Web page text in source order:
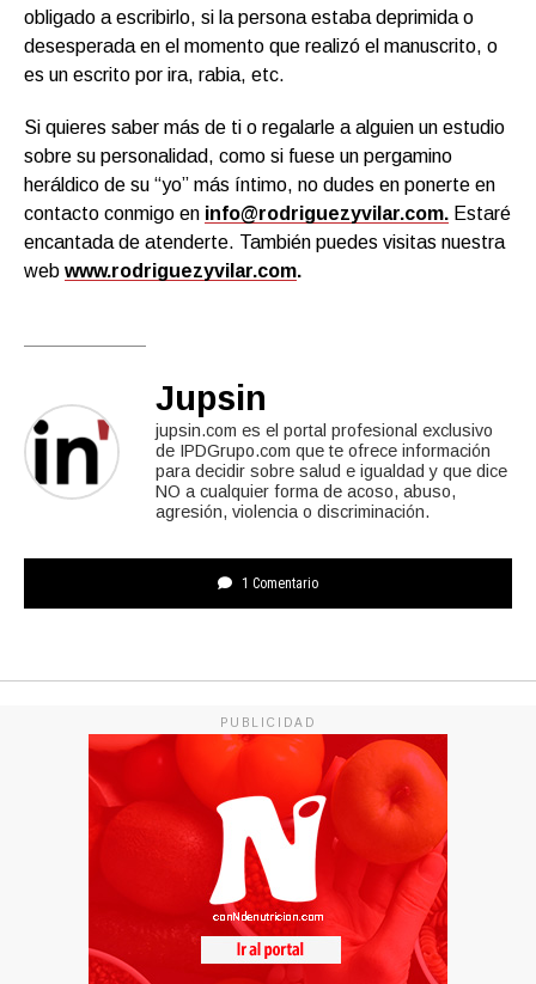
obligado a escribirlo, si la persona estaba deprimida o
desesperada en el momento que realizó el manuscrito, o
es un escrito por ira, rabia, etc.
Si quieres saber más de ti o regalarle a alguien un estudio
sobre su personalidad, como si fuese un pergamino
heráldico de su “yo” más íntimo, no dudes en ponerte en
contacto conmigo en info@rodriguezyvilar.com. Estaré
encantada de atenderte. También puedes visitas nuestra
web www.rodriguezyvilar.com.
Jupsin
jupsin.com es el portal profesional exclusivo
de IPDGrupo.com que te ofrece información
para decidir sobre salud e igualdad y que dice
NO a cualquier forma de acoso, abuso,
agresión, violencia o discriminación.
1 Comentario
PUBLICIDAD